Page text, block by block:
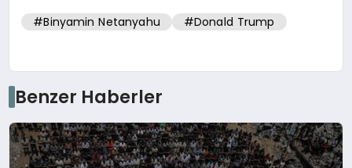
#Binyamin Netanyahu #Donald Trump
Benzer Haberler